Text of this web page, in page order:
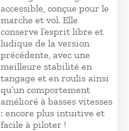
accessible, conçue pour le
marche et vol. Elle
conserve l’esprit libre et
ludique de la version
précédente, avec une
meilleure stabilité en
tangage et en roulis ainsi
qu’un comportement
amélioré à basses vitesses
: encore plus intuitive et
facile à piloter !